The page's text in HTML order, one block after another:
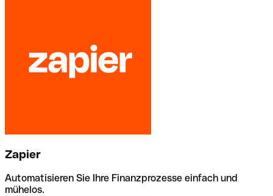
Zapier
Automatisieren Sie Ihre Finanzprozesse einfach und
mühelos.